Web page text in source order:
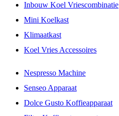
Inbouw Koel Vriescombinatie
Mini Koelkast
Klimaatkast
Koel Vries Accessoires
Nespresso Machine
Senseo Apparaat
Dolce Gusto Koffieapparaat